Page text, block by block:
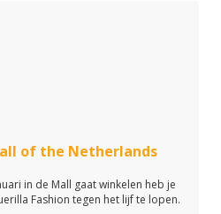
of the Netherlands
in de Mall gaat winkelen heb je
Fashion tegen het lijf te lopen.